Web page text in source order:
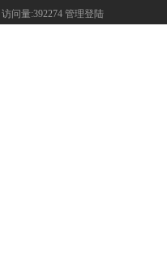
访问量:392274 管理登陆